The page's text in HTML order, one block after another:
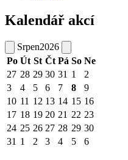
Kalendář akcí
Srpen2026
Po Út St Čt Pá So Ne
27 28 29 30 31 1
2
3
4 5 6 7 8
9
10 11 12 13 14 15 16
17 18 19 20 21 22 23
24 25 26 27 28 29 30
31 1 2 3 4 5 6